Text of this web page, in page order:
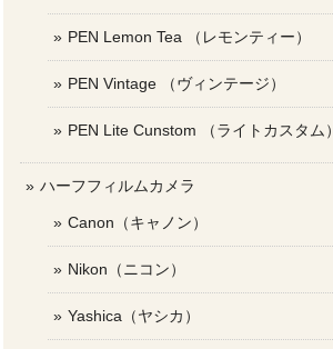
PEN Lemon Tea （レモンティー）
PEN Vintage （ヴィンテージ）
PEN Lite Cunstom （ライトカスタム）
ハーフフィルムカメラ
Canon（キャノン）
Nikon（ニコン）
Yashica（ヤシカ）